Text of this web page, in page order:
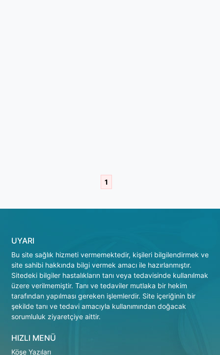
1
UYARI
Bu site sağlık hizmeti vermemektedir, kişileri bilgilendirmek ve
site sahibi hakkında bilgi vermek amacı ile hazırlanmıştır.
Sitedeki bilgiler hastalıkların tanı veya tedavisinde kullanılmak
üzere verilmemiştir. Tanı ve tedaviler mutlaka bir hekim
tarafından yapılması gereken işlemlerdir. Site içeriğinin bir
şekilde tanı ve tedavi amacıyla kullanımından doğacak
sorumluluk ziyaretçiye aittir.
HIZLI MENÜ
Köşe Yazıları